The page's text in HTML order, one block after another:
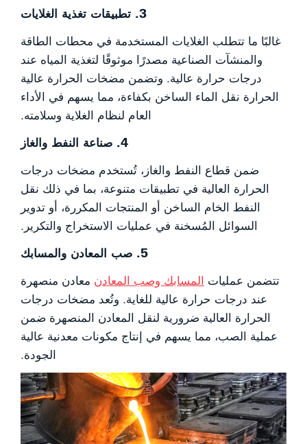
3. تطبيقات تغذية الغلايات
غالبًا ما تتطلب الغلايات المستخدمة في محطات الطاقة
والمنشآت الصناعية مصدرًا موثوقًا لتغذية المياه عند
درجات حرارة عالية. وتضمن مضخات الحرارة عالية
الحرارة نقل الماء الساخن بكفاءة، مما يسهم في الأداء
العام لنظام الغلاية وسلامته.
4. صناعة النفط والغاز
ضمن قطاع النفط والغاز، تُستخدم مضخات درجات
الحرارة العالية في تطبيقات متنوعة، بما في ذلك نقل
النفط الخام الساخن أو المنتجات المكررة، أو تدوير
السوائل المُسخنة في عمليات الاستخراج والتكرير.
5. صب المعادن والمسابك
تتضمن عمليات المسابك وصب المعادن معادن منصهرة
عند درجات حرارة عالية للغاية. وتُعد مضخات درجات
الحرارة العالية ضرورية لنقل المعادن المنصهرة ضمن
عملية الصب، مما يسهم في إنتاج مكونات معدنية عالية
الجودة.